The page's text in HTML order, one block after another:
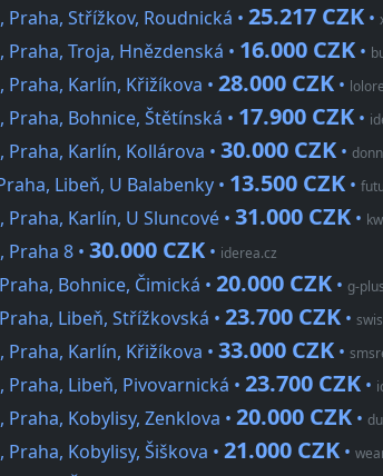
Praha, Střížkov, Roudnická • 25.217 CZK •
Praha, Troja, Hnězdenská • 16.000 CZK •
Praha, Karlín, Křižíkova • 28.000 CZK •
Praha, Bohnice, Štětínská • 17.900 CZK •
Praha, Karlín, Kollárova • 30.000 CZK •
Libeň, U Balabenky • 13.500 CZK •
Praha, Karlín, U Sluncové • 31.000 CZK •
Praha 8 • 30.000 CZK • iderea.cz
Bohnice, Čimická • 20.000 CZK • g-
Libeň, Střížkovská • 23.700 CZK •
Praha, Karlín, Křižíkova • 33.000 CZK •
Praha, Libeň, Pivovarnická • 23.700 CZK •
Praha, Kobylisy, Zenklova • 20.000 CZK •
Praha, Kobylisy, Šiškova • 21.000 CZK •